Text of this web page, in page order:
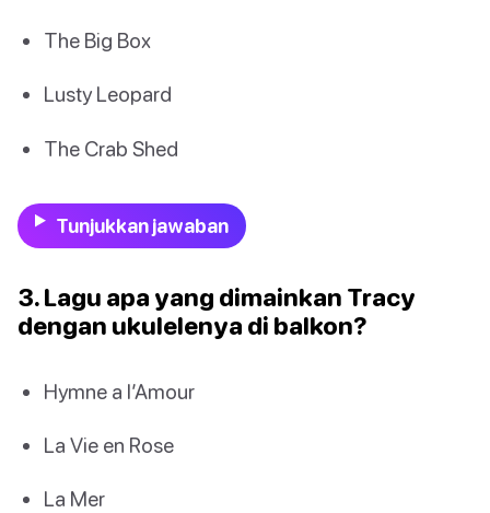
The Big Box
Lusty Leopard
The Crab Shed
Tunjukkan jawaban
3. Lagu apa yang dimainkan Tracy
dengan ukulelenya di balkon?
Hymne a l’Amour
La Vie en Rose
La Mer